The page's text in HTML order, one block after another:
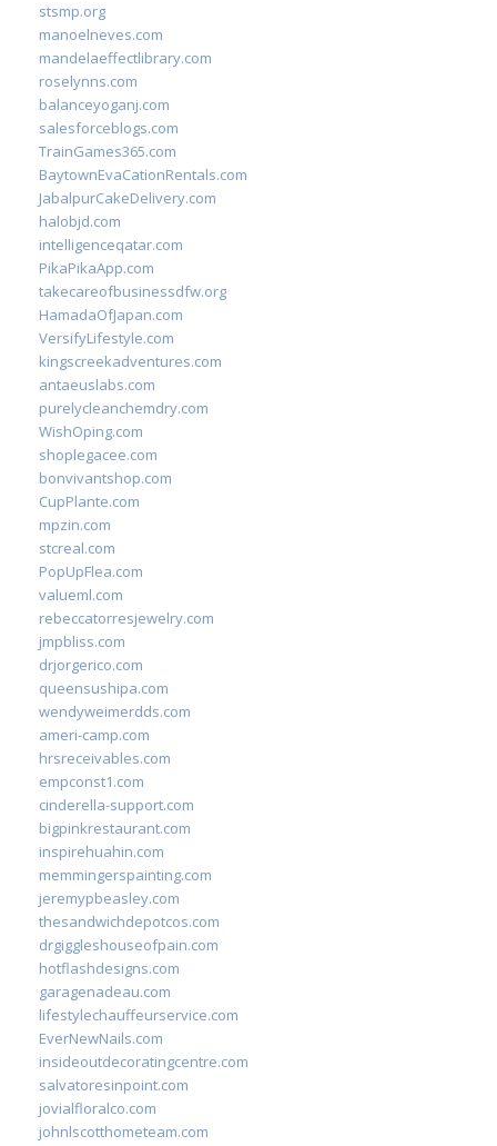
stsmp.org
manoelneves.com
mandelaeffectlibrary.com
roselynns.com
balanceyoganj.com
salesforceblogs.com
TrainGames365.com
BaytownEvaCationRentals.com
JabalpurCakeDelivery.com
halobjd.com
intelligenceqatar.com
PikaPikaApp.com
takecareofbusinessdfw.org
HamadaOfJapan.com
VersifyLifestyle.com
kingscreekadventures.com
antaeuslabs.com
purelycleanchemdry.com
WishOping.com
shoplegacee.com
bonvivantshop.com
CupPlante.com
mpzin.com
stcreal.com
PopUpFlea.com
valueml.com
rebeccatorresjewelry.com
jmpbliss.com
drjorgerico.com
queensushipa.com
wendyweimerdds.com
ameri-camp.com
hrsreceivables.com
empconst1.com
cinderella-support.com
bigpinkrestaurant.com
inspirehuahin.com
memmingerspainting.com
jeremypbeasley.com
thesandwichdepotcos.com
drgiggleshouseofpain.com
hotflashdesigns.com
garagenadeau.com
lifestylechauffeurservice.com
EverNewNails.com
insideoutdecoratingcentre.com
salvatoresinpoint.com
jovialfloralco.com
johnlscotthometeam.com